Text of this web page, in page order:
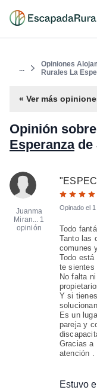
...
Opiniones
Rurales La
« Ver más
Opinión sobre
Esperanzade
Juanma
Miran... 1
opinión
"
Opinado el
Todo
Tanto las
comunes
Todo
te sientes
No falta
Y si
Es un
pareja y
Gracias a
atención .
Estuvo